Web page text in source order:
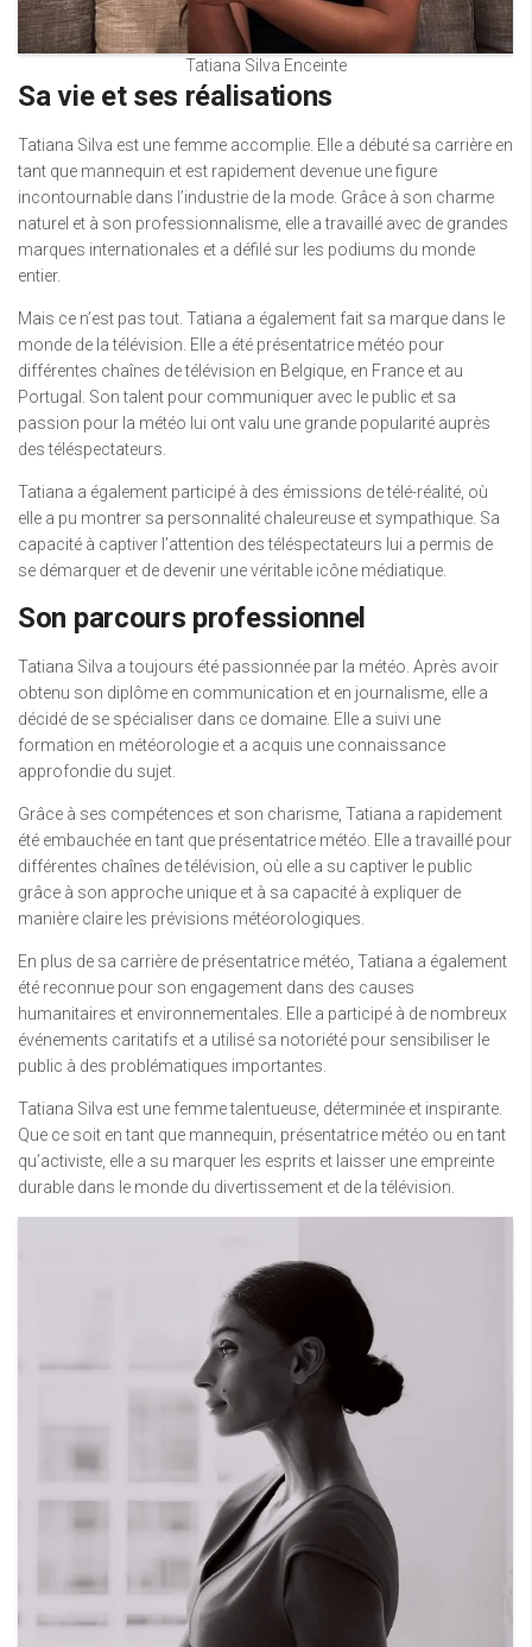
Tatiana Silva Enceinte
Sa vie et ses réalisations
Tatiana Silva est une femme accomplie. Elle a débuté sa carrière en
tant que mannequin et est rapidement devenue une figure
incontournable dans l’industrie de la mode. Grâce à son charme
naturel et à son professionnalisme, elle a travaillé avec de grandes
marques internationales et a défilé sur les podiums du monde
entier.
Mais ce n’est pas tout. Tatiana a également fait sa marque dans le
monde de la télévision. Elle a été présentatrice météo pour
différentes chaînes de télévision en Belgique, en France et au
Portugal. Son talent pour communiquer avec le public et sa
passion pour la météo lui ont valu une grande popularité auprès
des téléspectateurs.
Tatiana a également participé à des émissions de télé-réalité, où
elle a pu montrer sa personnalité chaleureuse et sympathique. Sa
capacité à captiver l’attention des téléspectateurs lui a permis de
se démarquer et de devenir une véritable icône médiatique.
Son parcours professionnel
Tatiana Silva a toujours été passionnée par la météo. Après avoir
obtenu son diplôme en communication et en journalisme, elle a
décidé de se spécialiser dans ce domaine. Elle a suivi une
formation en météorologie et a acquis une connaissance
approfondie du sujet.
Grâce à ses compétences et son charisme, Tatiana a rapidement
été embauchée en tant que présentatrice météo. Elle a travaillé pour
différentes chaînes de télévision, où elle a su captiver le public
grâce à son approche unique et à sa capacité à expliquer de
manière claire les prévisions météorologiques.
En plus de sa carrière de présentatrice météo, Tatiana a également
été reconnue pour son engagement dans des causes
humanitaires et environnementales. Elle a participé à de nombreux
événements caritatifs et a utilisé sa notoriété pour sensibiliser le
public à des problématiques importantes.
Tatiana Silva est une femme talentueuse, déterminée et inspirante.
Que ce soit en tant que mannequin, présentatrice météo ou en tant
qu’activiste, elle a su marquer les esprits et laisser une empreinte
durable dans le monde du divertissement et de la télévision.